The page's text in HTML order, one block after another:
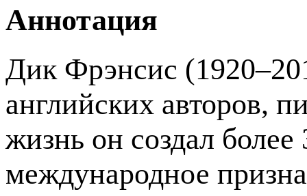
Аннотация
Дик Фрэнсис
английских авторов,
жизнь он создал
международное